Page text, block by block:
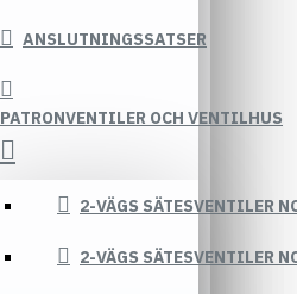
ANSLUTNINGSSATSER
PATRONVENTILER OCH VENTILHUS
2-VÄGS SÄTESVENTILER
2-VÄGS SÄTESVENTILER